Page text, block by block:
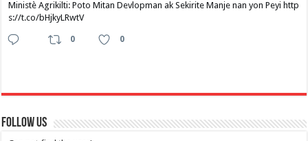
Ministè Agrikilti: Poto Mitan Devlopman ak Sekirite Manje nan yon Peyi http
s://t.co/bHjkyLRwtV
0 0
Follow Us